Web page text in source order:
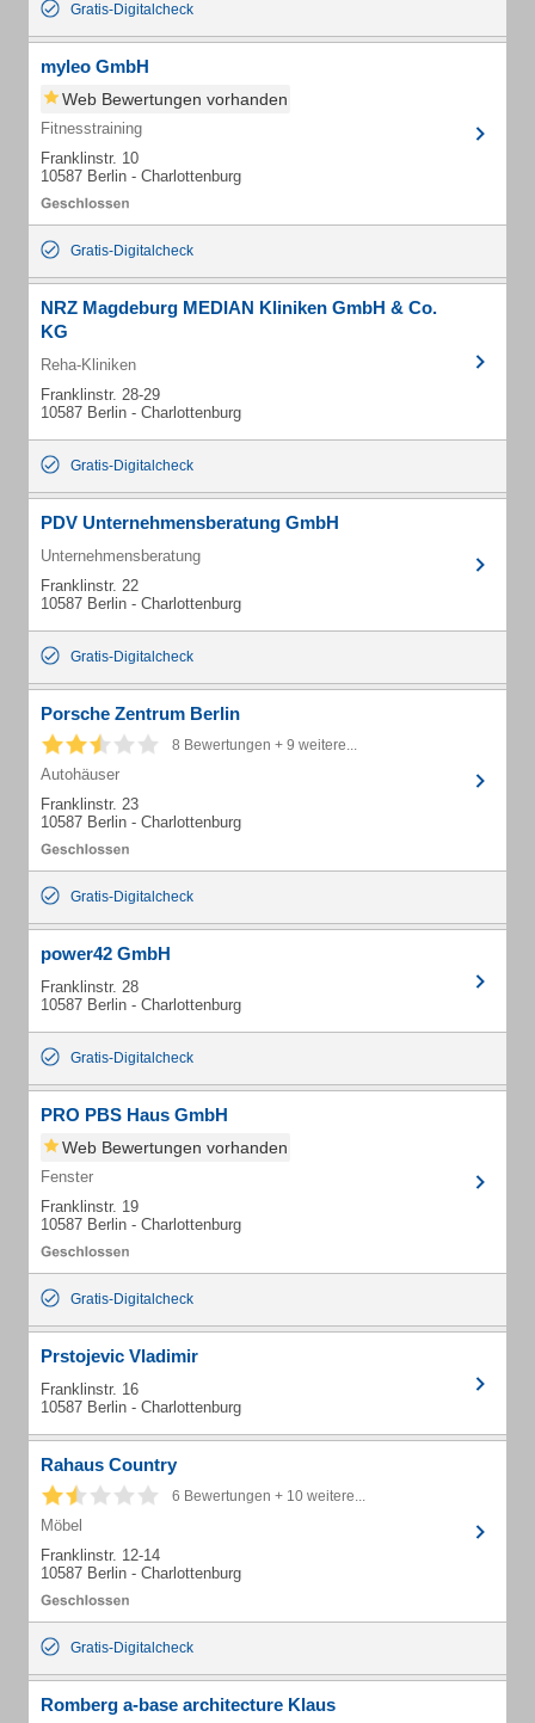
Gratis-Digitalcheck
myleo GmbH
Web Bewertungen vorhanden
Fitnesstraining
Franklinstr. 10
10587 Berlin - Charlottenburg
Gratis-Digitalcheck
NRZ Magdeburg MEDIAN Kliniken GmbH & Co.
KG
Reha-Kliniken
Franklinstr. 28-29
10587 Berlin - Charlottenburg
Gratis-Digitalcheck
PDV Unternehmensberatung GmbH
Unternehmensberatung
Franklinstr. 22
10587 Berlin - Charlottenburg
Gratis-Digitalcheck
Porsche Zentrum Berlin
8 Bewertungen + 9 weitere...
Autohäuser
Franklinstr. 23
10587 Berlin - Charlottenburg
Gratis-Digitalcheck
power42 GmbH
Franklinstr. 28
10587 Berlin - Charlottenburg
Gratis-Digitalcheck
PRO PBS Haus GmbH
Web Bewertungen vorhanden
Fenster
Franklinstr. 19
10587 Berlin - Charlottenburg
Gratis-Digitalcheck
Prstojevic Vladimir
Franklinstr. 16
10587 Berlin - Charlottenburg
Rahaus Country
6 Bewertungen + 10 weitere...
Möbel
Franklinstr. 12-14
10587 Berlin - Charlottenburg
Gratis-Digitalcheck
Romberg a-base architecture Klaus